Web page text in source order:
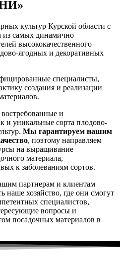
культур Курской области с
из самых динамично
высококачественного
ягодных и декоративных
специалисты,
создания и реализации
и
и уникальные сорта плодово-
Мы гарантируем нашим
, поэтому направляем
на выращивание
материала,
к заболеваниям сортов.
партнерам и клиентам
наше хозяйство, где они смогут
специалистов,
вопросы и
посадочных материалов в